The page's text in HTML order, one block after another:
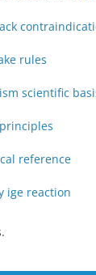
rules
scientific
reference
ige reaction